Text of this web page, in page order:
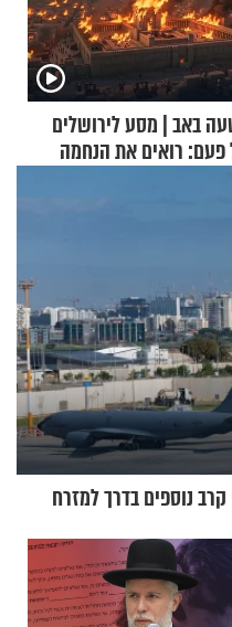
באב | מסע לירושלים
רואים את הנחמה
נוספים בדרך למזרח